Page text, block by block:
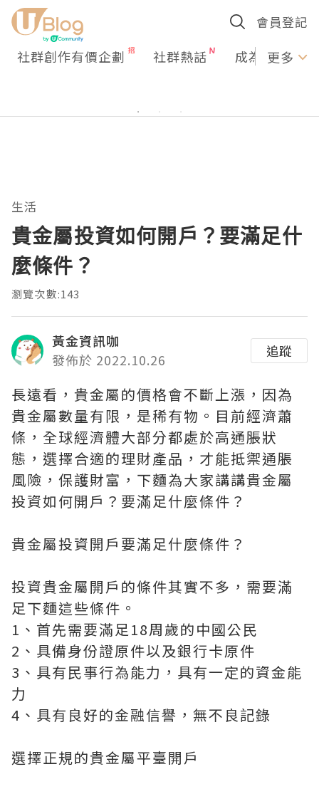
會員登記
社群創作有價企劃 社群熱話 成為U更多
生活
貴金屬投資如何開戶？要滿足什
麼條件？
瀏覽次數:143
黃金資訊咖
發佈於 2022.10.26
追蹤
長遠看，貴金屬的價格會不斷上漲，因為
貴金屬數量有限，是稀有物。目前經濟蕭
條，全球經濟體大部分都處於高通脹狀
態，選擇合適的理財產品，才能抵禦通脹
風險，保護財富，下麵為大家講講貴金屬
投資如何開戶？要滿足什麼條件？
貴金屬投資開戶要滿足什麼條件？
投資貴金屬開戶的條件其實不多，需要滿
足下麵這些條件。
1、首先需要滿足18周歲的中國公民
2、具備身份證原件以及銀行卡原件
3、具有民事行為能力，具有一定的資金能
力
4、具有良好的金融信譽，無不良記錄
選擇正規的貴金屬平臺開戶